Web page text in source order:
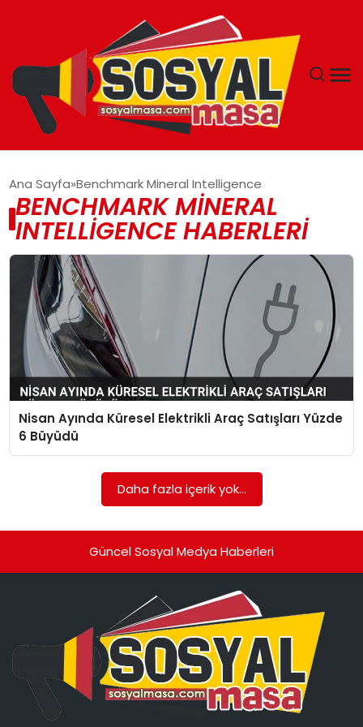
EKONOMI
GÜNCEL
TEKNOLOJI
EĞITIM
SPOR
GÜNDEM
Ana Sayfa Benchmark Mineral Intelligence
BENCHMARK MINERAL
INTELLIGENCE HABERLERI
Nisan Ayında Küresel Elektrikli Araç Satışları Yüzde
6 Büyüdü
Daha fazla içerik yok...
Güncel Sosyal Medya Haberleri